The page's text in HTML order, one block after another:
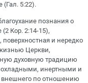
(Гал. 5:22).
познания о
Кор. 2:14-15),
и нередко
Церкви,
духовную традицию
инертными и
внешнего по отношению